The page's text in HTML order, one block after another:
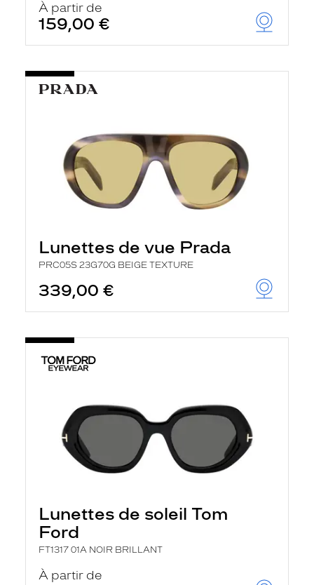
À partir de
159,00 €
Lunettes de vue Prada
PRC05S 23G70G BEIGE TEXTURE
339,00 €
Lunettes de soleil Tom
Ford
FT1317 01A NOIR BRILLANT
À partir de